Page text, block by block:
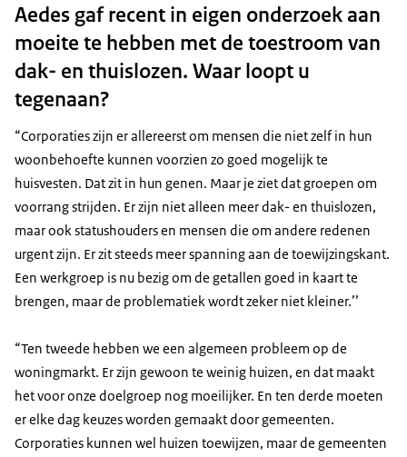
Aedes gaf recent in eigen onderzoek aan
moeite te hebben met de toestroom van
dak- en thuislozen. Waar loopt u
tegenaan?
“Corporaties zijn er allereerst om mensen die niet zelf in hun
woonbehoefte kunnen voorzien zo goed mogelijk te
huisvesten. Dat zit in hun genen. Maar je ziet dat groepen om
voorrang strijden. Er zijn niet alleen meer dak- en thuislozen,
maar ook statushouders en mensen die om andere redenen
urgent zijn. Er zit steeds meer spanning aan de toewijzingskant.
Een werkgroep is nu bezig om de getallen goed in kaart te
brengen, maar de problematiek wordt zeker niet kleiner.’’
“Ten tweede hebben we een algemeen probleem op de
woningmarkt. Er zijn gewoon te weinig huizen, en dat maakt
het voor onze doelgroep nog moeilijker. En ten derde moeten
er elke dag keuzes worden gemaakt door gemeenten.
Corporaties kunnen wel huizen toewijzen, maar de gemeenten